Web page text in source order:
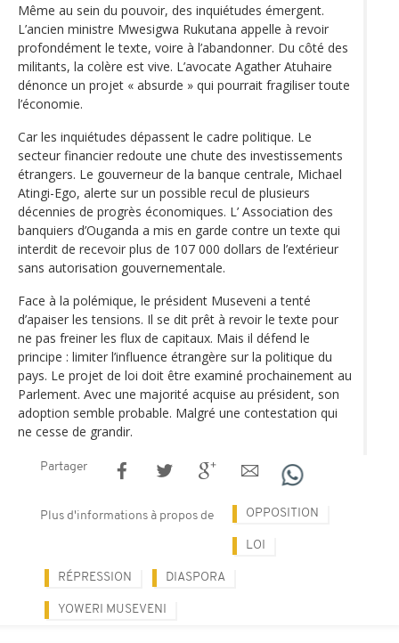
Même au sein du pouvoir, des inquiétudes émergent.
L’ancien ministre Mwesigwa Rukutana appelle à revoir
profondément le texte, voire à l’abandonner. Du côté des
militants, la colère est vive. L’avocate Agather Atuhaire
dénonce un projet « absurde » qui pourrait fragiliser toute
l’économie.
Car les inquiétudes dépassent le cadre politique. Le
secteur financier redoute une chute des investissements
étrangers. Le gouverneur de la banque centrale, Michael
Atingi-Ego, alerte sur un possible recul de plusieurs
décennies de progrès économiques. L’ Association des
banquiers d’Ouganda a mis en garde contre un texte qui
interdit de recevoir plus de 107 000 dollars de l’extérieur
sans autorisation gouvernementale.
Face à la polémique, le président Museveni a tenté
d’apaiser les tensions. Il se dit prêt à revoir le texte pour
ne pas freiner les flux de capitaux. Mais il défend le
principe : limiter l’influence étrangère sur la politique du
pays. Le projet de loi doit être examiné prochainement au
Parlement. Avec une majorité acquise au président, son
adoption semble probable. Malgré une contestation qui
ne cesse de grandir.
Partager
Plus d'informations à propos de OPPOSITION
LOI
RÉPRESSION DIASPORA
YOWERI MUSEVENI